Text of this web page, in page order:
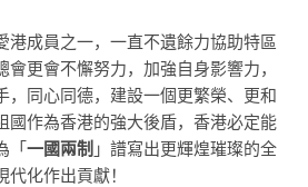
港成員之一，一直不遺餘力協助特區
更會不懈努力，加強自身影響力，
，同心同德，建設一個更繁榮、更和
國作為香港的強大後盾，香港必定能
「一國兩制 」譜寫出更輝煌璀璨的全
化作出貢獻！